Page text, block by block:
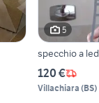
5
specchio a led
120 €
Villachiara (BS)